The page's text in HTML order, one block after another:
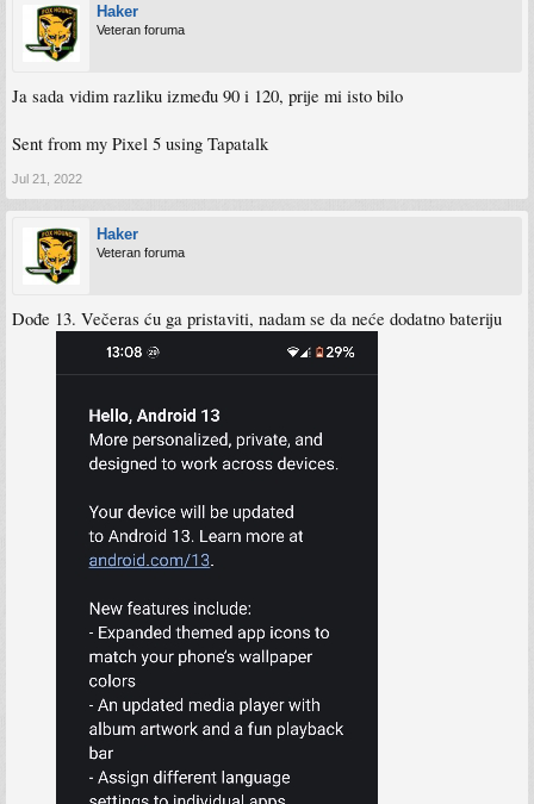
Haker
Veteran foruma
Ja sada vidim razliku između 90 i 120, prije mi isto bilo
Sent from my Pixel 5 using Tapatalk
Jul 21, 2022
Haker
Veteran foruma
Dođe 13. Večeras ću ga pristaviti, nadam se da neće dodatno bateriju